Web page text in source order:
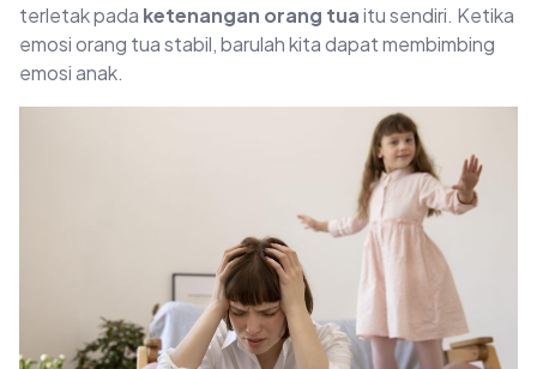
terletak pada ketenangan orang tuaitu sendiri. Ketika
emosi orang tua stabil, barulah kita dapat membimbing
emosi anak.